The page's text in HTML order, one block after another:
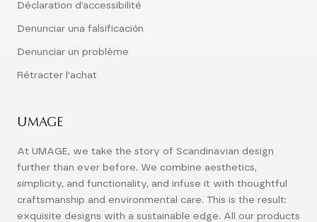
Déclaration d’accessibilité
Denunciar una falsificación
Denunciar un problème
Rétracter l'achat
UMAGE
At UMAGE, we take the story of Scandinavian design
further than ever before. We combine aesthetics,
simplicity, and functionality, and infuse it with thoughtful
craftsmanship and environmental care. This is the result:
exquisite designs with a sustainable edge. All our products